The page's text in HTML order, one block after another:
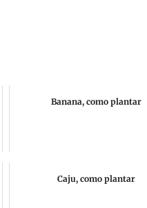
Banana, como plantar
Caju, como plantar